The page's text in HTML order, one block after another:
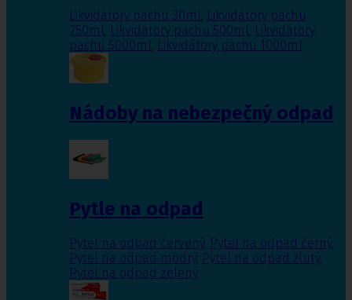
Likvidátory pachu 30ml, Likvidátory pachu
250ml, Likvidátory pachu 500ml, Likvidátory
pachu 5000ml, Likvidátory pachu 1000ml
Nádoby na nebezpečný odpad
Pytle na odpad
Pytel na odpad červený, Pytel na odpad černý,
Pytel na odpad modrý, Pytel na odpad žlutý,
Pytel na odpad zelený